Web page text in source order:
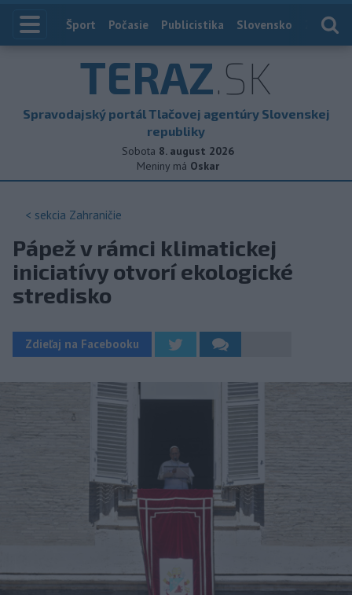
Index
Šport Počasie Publicistika Slovensko
TERAZ.SK
Spravodajský portál Tlačovej agentúry Slovenskej
republiky
Sobota 8. august 2026
Meniny má Oskar
< sekcia Zahraničie
Pápež v rámci klimatickej
iniciatívy otvorí ekologické
stredisko
Zdieľaj na Facebooku